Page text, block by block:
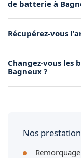
de batterie à
intervenir
souhaitez planifier
votre convenance.
Récupérez-vous
pour la faire recycler
dans notre
Changez-vous les
Bagneux ?
de votre véhicule.
Nos